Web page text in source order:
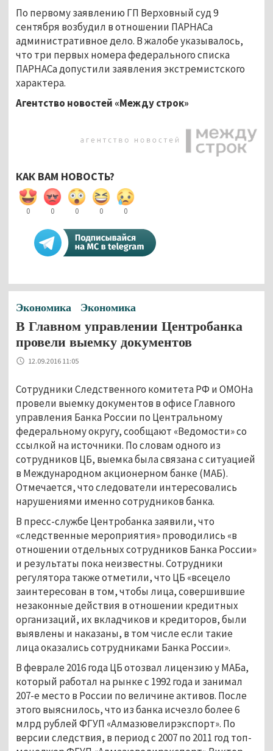
По первому заявлению ГП Верховный суд 9
сентября возбудил в отношении ПАРНАСа
административное дело. В жалобе указывалось,
что три первых номера федерального списка
ПАРНАСа допустили заявления экстремистского
характера.
Агентство новостей «Между строк»
КАК ВАМ НОВОСТЬ?
0 0 0 0 0
Экономика Экономика
В Главном управлении Центробанка
провели выемку документов
12.09.2016 11:05
Сотрудники Следственного комитета РФ и ОМОНа
провели выемку документов в офисе Главного
управления Банка России по Центральному
федеральному округу, сообщают «Ведомости» со
ссылкой на источники. По словам одного из
сотрудников ЦБ, выемка была связана с ситуацией
в Международном акционерном банке (МАБ).
Отмечается, что следователи интересовались
нарушениями именно сотрудников банка.
В пресс-службе Центробанка заявили, что
«следственные мероприятия» проводились «в
отношении отдельных сотрудников Банка России»
и результаты пока неизвестны. Сотрудники
регулятора также отметили, что ЦБ «всецело
заинтересован в том, чтобы лица, совершившие
незаконные действия в отношении кредитных
организаций, их вкладчиков и кредиторов, были
выявлены и наказаны, в том числе если такие
лица оказались сотрудниками Банка России».
В феврале 2016 года ЦБ отозвал лицензию у МАБа,
который работал на рынке с 1992 года и занимал
207-е место в России по величине активов. После
этого выяснилось, что из банка исчезло более 6
млрд рублей ФГУП «Алмазювелирэкспорт». По
версии следствия, в период с 2007 по 2011 год топ-